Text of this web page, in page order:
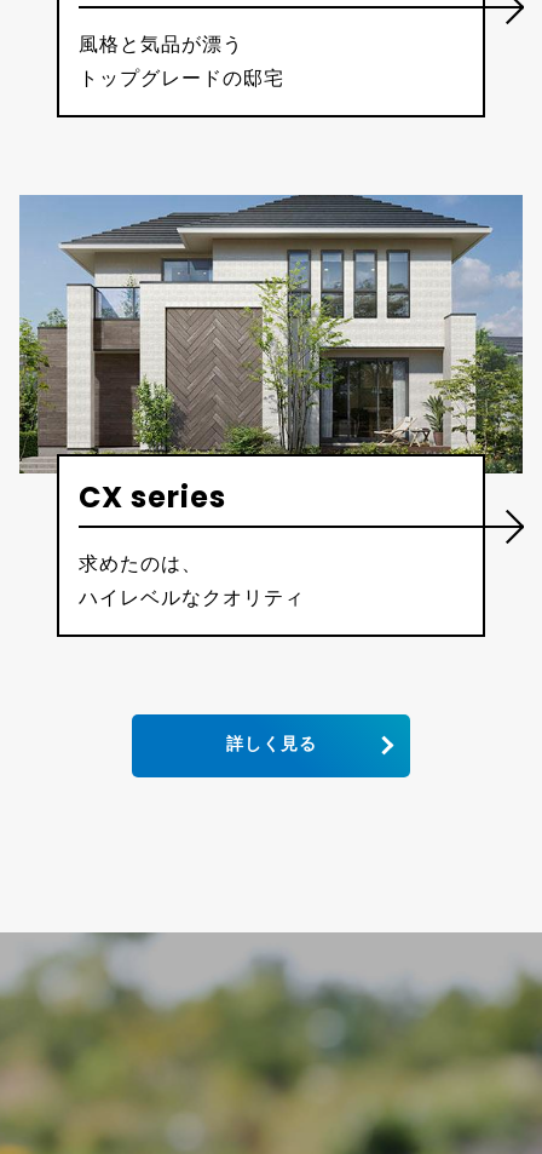
風格と気品が漂う
トップグレードの邸宅
CX series
求めたのは、
ハイレベルなクオリティ
詳しく見る